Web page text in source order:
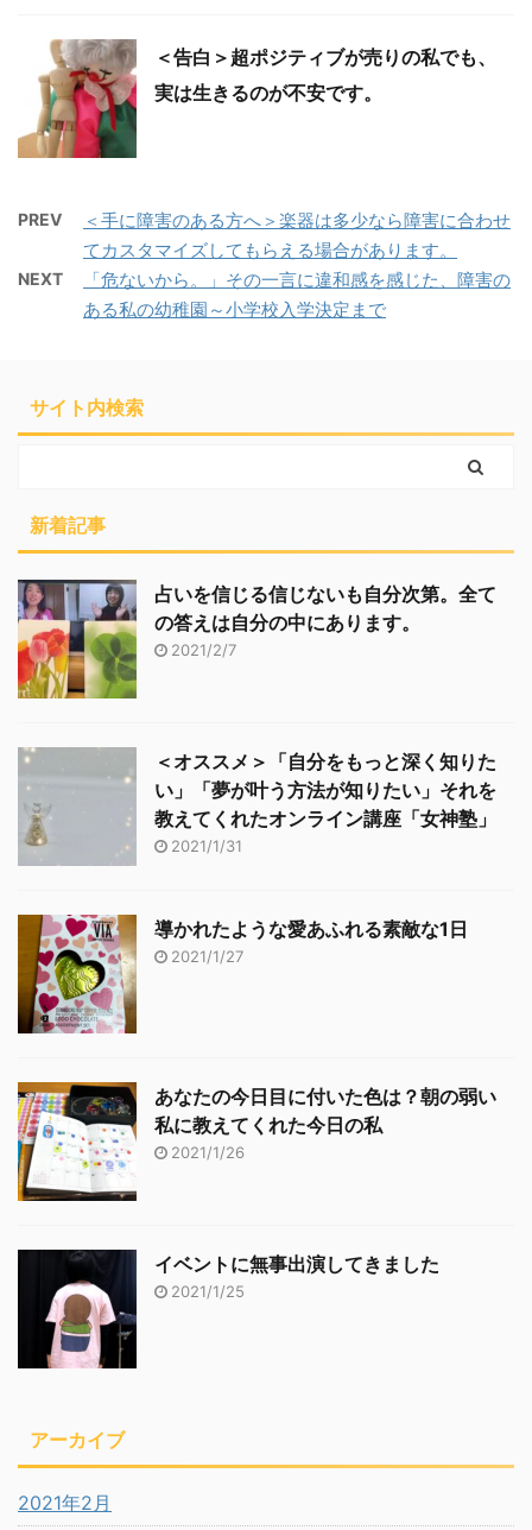
＜告白＞超ポジティブが売りの私でも、
実は生きるのが不安です。
PREV
＜手に障害のある方へ＞楽器は多少なら障害に合わせ
てカスタマイズしてもらえる場合があります。
NEXT
「危ないから。」その一言に違和感を感じた、障害の
ある私の幼稚園～小学校入学決定まで
サイト内検索
新着記事
占いを信じる信じないも自分次第。全て
の答えは自分の中にあります。
2021/2/7
＜オススメ＞「自分をもっと深く知りた
い」「夢が叶う方法が知りたい」それを
教えてくれたオンライン講座「女神塾」
2021/1/31
導かれたような愛あふれる素敵な1日
2021/1/27
あなたの今日目に付いた色は？朝の弱い
私に教えてくれた今日の私
2021/1/26
イベントに無事出演してきました
2021/1/25
アーカイブ
2021年2月